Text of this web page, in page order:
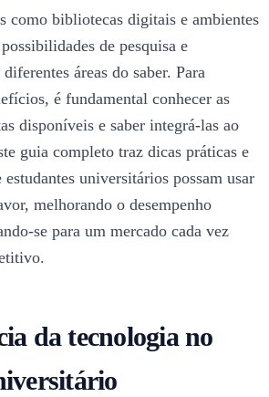
como bibliotecas digitais e ambientes
de pesquisa e
áreas do saber. Para
é fundamental conhecer as
disponíveis e saber integrá-las ao
guia completo traz dicas práticas e
estudantes universitários possam usar
melhorando o desempenho
se para um mercado cada vez
da tecnologia no